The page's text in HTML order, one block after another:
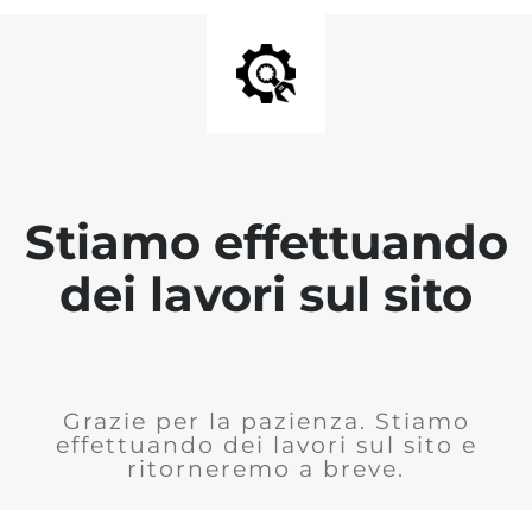
Stiamo effettuando
dei lavori sul sito
Grazie per la pazienza. Stiamo
effettuando dei lavori sul sito e
ritorneremo a breve.